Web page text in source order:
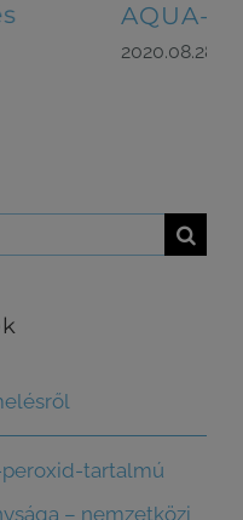
val
tartalmú
– nemzetközi